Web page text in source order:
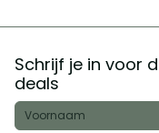
Schrijf je in voor
deals